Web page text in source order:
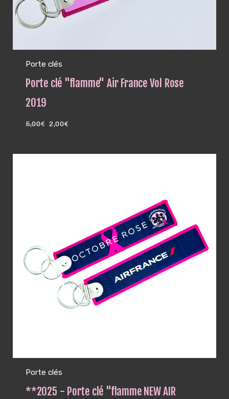
Porte clés
Porte clé "flamme" Air France Vol Rose
2019
5,00€ Le
2,00€
Porte clés
**2025 - Porte clé "flamme NEW AIR